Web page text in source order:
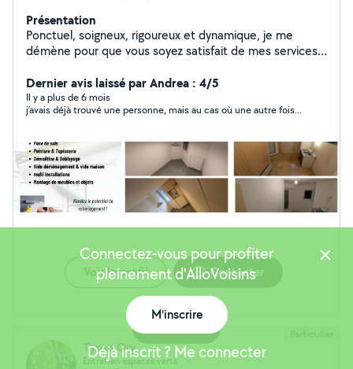
Présentation
Ponctuel, soigneux, rigoureux et dynamique, je me
démène pour que vous soyez satisfait de mes services.
me ferais un plaisir de répondre à vos questions. À très
bientôt !
Dernier avis laissé par Andrea : 4/5
Il y a plus de 6 mois
j’avais déjà trouvé une personne, mais au cas où une autre fois...
Voir le profil Contacter
Tyson Ory
Entretien espaces verts
Connectez-vous pour profiter
pleinement d'AlloVoisins
M'inscrire
Déjà inscrit ? Me connecter